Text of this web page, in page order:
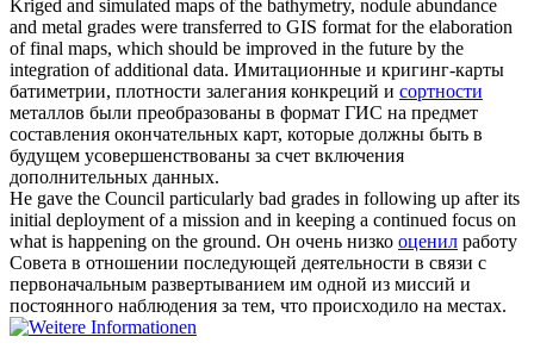
Kriged and simulated maps of the bathymetry, nodule abundance
and metal grades were transferred to GIS format for the elaboration
of final maps, which should be improved in the future by the
integration of additional data. Имитационные и кригинг-карты
батиметрии, плотности залегания конкреций и сортности
металлов были преобразованы в формат ГИС на предмет
составления окончательных карт, которые должны быть в
будущем усовершенствованы за счет включения
дополнительных данных.
He gave the Council particularly bad grades in following up after its
initial deployment of a mission and in keeping a continued focus on
what is happening on the ground. Он очень низко оценил работу
Совета в отношении последующей деятельности в связи с
первоначальным развертыванием им одной из миссий и
постоянного наблюдения за тем, что происходило на местах.